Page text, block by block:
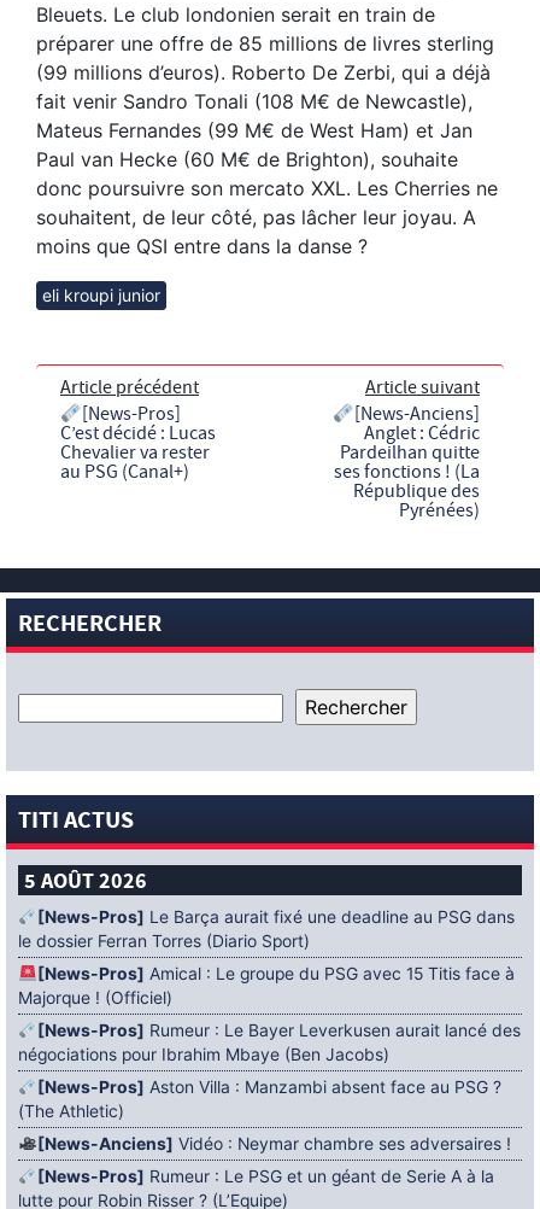
Bleuets. Le club londonien serait en train de
préparer une offre de 85 millions de livres sterling
(99 millions d’euros). Roberto De Zerbi, qui a déjà
fait venir Sandro Tonali (108 M€ de Newcastle),
Mateus Fernandes (99 M€ de West Ham) et Jan
Paul van Hecke (60 M€ de Brighton), souhaite
donc poursuivre son mercato XXL. Les Cherries ne
souhaitent, de leur côté, pas lâcher leur joyau. A
moins que QSI entre dans la danse ?
eli kroupi junior
Article précédent
[News-Pros]
C’est décidé : Lucas
Chevalier va rester
au PSG (Canal+)
Article suivant
[News-Anciens]
Anglet : Cédric
Pardeilhan quitte
ses fonctions ! (La
République des
Pyrénées)
RECHERCHER
TITI ACTUS
5 AOÛT 2026
[News-Pros] Le Barça aurait fixé une deadline au PSG dans
le dossier Ferran Torres (Diario Sport)
[News-Pros] Amical : Le groupe du PSG avec 15 Titis face à
Majorque ! (Officiel)
[News-Pros] Rumeur : Le Bayer Leverkusen aurait lancé des
négociations pour Ibrahim Mbaye (Ben Jacobs)
[News-Pros] Aston Villa : Manzambi absent face au PSG ?
(The Athletic)
[News-Anciens] Vidéo : Neymar chambre ses adversaires !
[News-Pros] Rumeur : Le PSG et un géant de Serie A à la
lutte pour Robin Risser ? (L’Equipe)